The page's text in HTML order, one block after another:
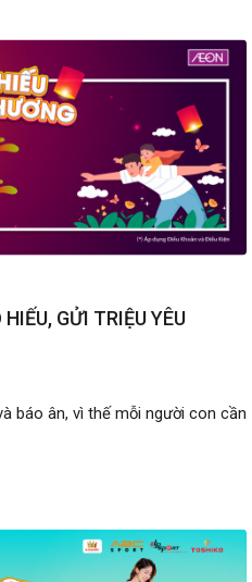
GỬI TRIỆU YÊU
báo ân, vì thế mỗi người con cần